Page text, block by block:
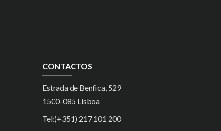
CONTACTOS
Estrada de Benfica, 529
1500-085 Lisboa
Tel:(+351) 217 101 200